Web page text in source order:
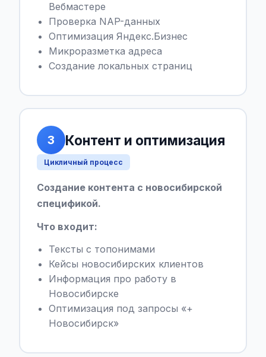
Вебмастере
Проверка NAP-данных
Оптимизация Яндекс.Бизнес
Микроразметка адреса
Создание локальных страниц
3 Контент и оптимизация
Цикличный процесс
Создание контента с новосибирской
спецификой.
Что входит:
Тексты с топонимами
Кейсы новосибирских клиентов
Информация про работу в
Новосибирске
Оптимизация под запросы «+
Новосибирск»